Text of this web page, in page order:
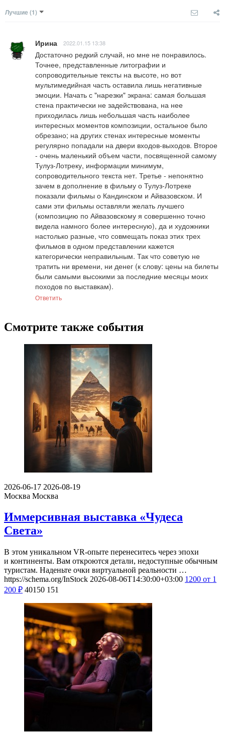
Лучшие (1)
Ирина 2022.01.15 13:38
Достаточно редкий случай, но мне не понравилось.
Точнее, представленные литографии и
сопроводительные тексты на высоте, но вот
мультимедийная часть оставила лишь негативные
эмоции. Начать с "нарезки" экрана: самая большая
стена практически не задействована, на нее
приходилась лишь небольшая часть наиболее
интересных моментов композиции, остальное было
обрезано; на других стенах интересные моменты
регулярно попадали на двери входов-выходов. Второе
- очень маленький объем части, посвященной самому
Тулуз-Лотреку, информации минимум,
сопроводительного текста нет. Третье - непонятно
зачем в дополнение в фильму о Тулуз-Лотреке
показали фильмы о Кандинском и Айвазовском. И
сами эти фильмы оставляли желать лучшего
(композицию по Айвазовскому я совершенно точно
видела намного более интересную), да и художники
настолько разные, что совмещать показ этих трех
фильмов в одном представлении кажется
категорически неправильным. Так что советую не
тратить ни времени, ни денег (к слову: цены на билеты
были самыми высокими за последние месяцы моих
походов по выставкам).
Ответить
Смотрите также события
2026-06-17 2026-08-19
Москва Москва
Иммерсивная выставка «Чудеса
Света»
В этом уникальном VR-опыте перенеситесь через эпохи
и континенты. Вам откроются детали, недоступные обычным
туристам. Наденьте очки виртуальной реальности …
https://schema.org/InStock 2026-08-06T14:30:00+03:00 1200 от 1
200 ₽ 40150 151